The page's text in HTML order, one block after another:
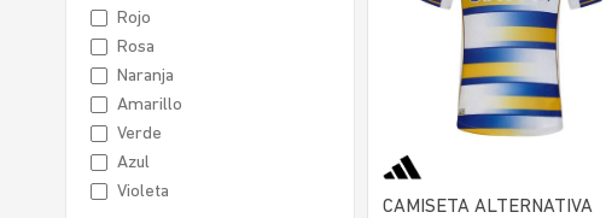
rojo
rosa
naranja
amarillo
verde
azul
violeta
CAMISETA ALTERNATIVA